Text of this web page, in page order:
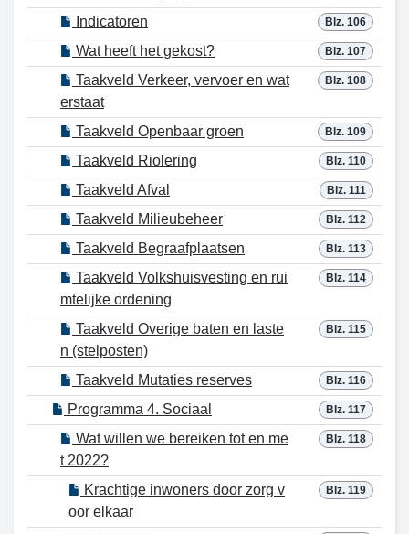
Blz. 106
Indicatoren
Blz. 107
Wat heeft het gekost?
Blz. 108
Taakveld Verkeer, vervoer en wat
erstaat
Blz. 109
Taakveld Openbaar groen
Blz. 110
Taakveld Riolering
Blz. 111
Taakveld Afval
Blz. 112
Taakveld Milieubeheer
Blz. 113
Taakveld Begraafplaatsen
Blz. 114
Taakveld Volkshuisvesting en rui
mtelijke ordening
Blz. 115
Taakveld Overige baten en laste
n (stelposten)
Blz. 116
Taakveld Mutaties reserves
Blz. 117
Programma 4. Sociaal
Blz. 118
Wat willen we bereiken tot en me
t 2022?
Blz. 119
Krachtige inwoners door zorg v
oor elkaar